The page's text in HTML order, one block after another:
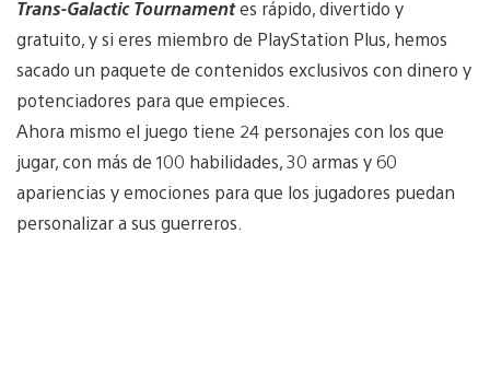
Trans-Galactic Tournamentes rápido, divertido y
gratuito, y si eres miembro de PlayStation Plus, hemos
sacado un paquete de contenidos exclusivos con dinero y
potenciadores para que empieces.
Ahora mismo el juego tiene 24 personajes con los que
jugar, con más de 100 habilidades, 30 armas y 60
apariencias y emociones para que los jugadores puedan
personalizar a sus guerreros.